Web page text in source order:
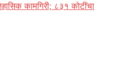
कामगिरी; ८३१ कोटींचा